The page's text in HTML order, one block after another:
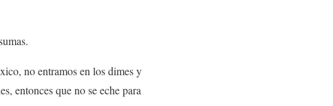
no entramos en los dimes y
entonces que no se eche para